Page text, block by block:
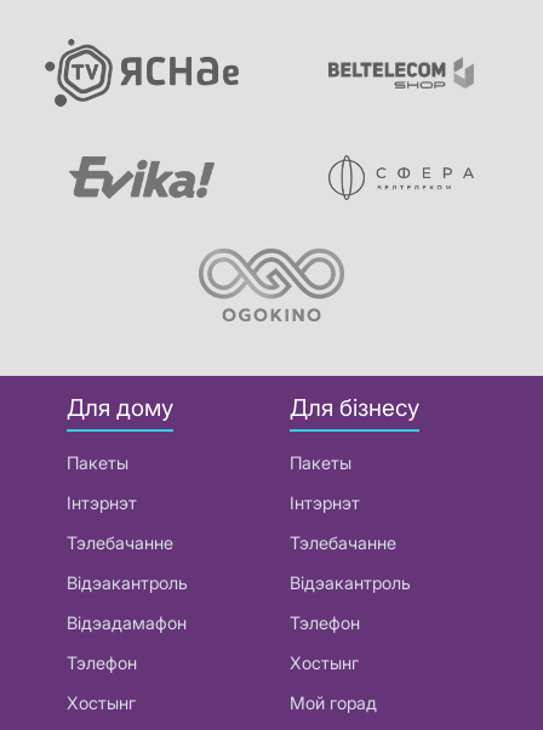
Для дому
Пакеты
Інтэрнэт
Тэлебачанне
Відэакантроль
Відэадамафон
Тэлефон
Хостынг
Для бізнесу
Пакеты
Інтэрнэт
Тэлебачанне
Відэакантроль
Тэлефон
Хостынг
Мой горад